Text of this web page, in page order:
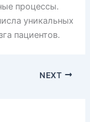
процессы.
уникальных
пациентов.
NEXT